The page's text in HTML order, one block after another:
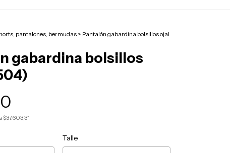
pantalones, bermudas > Pantalón gabardina bolsillos ojal
gabardina bolsillos
$37.603,31
Talle